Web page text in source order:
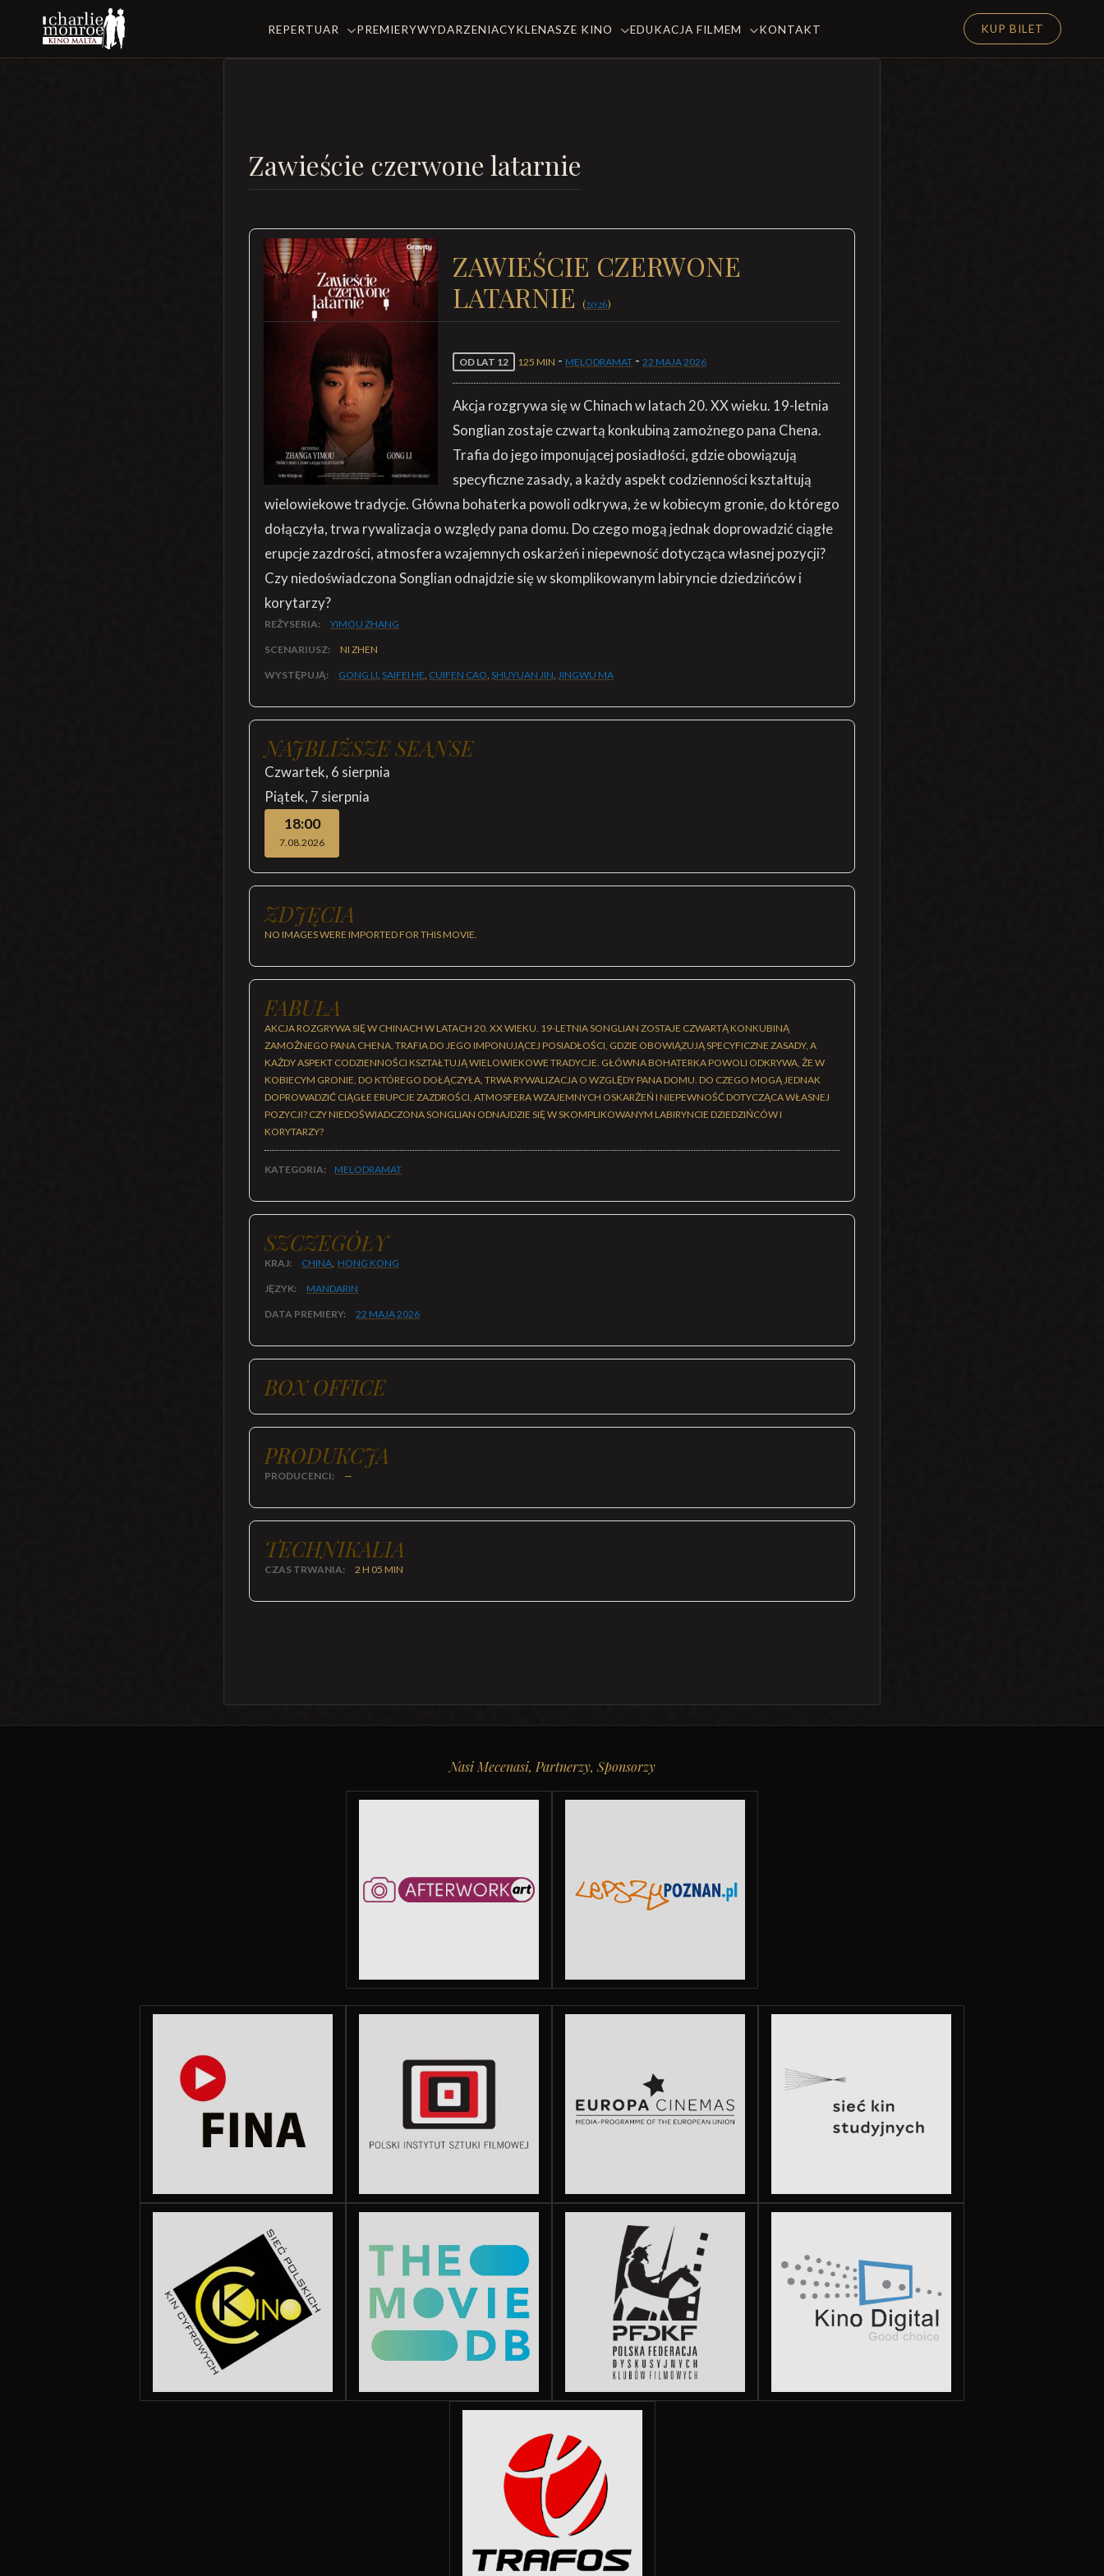
REPERTUAR PREMIERYWYDARZENIACYKLENASZE KINO EDUKACJA FILMEM KONTAKT KUP BILET
Zawieście czerwone latarnie
ZAWIEŚCIE CZERWONE
LATARNIE (2026)
OD LAT 12 125 MIN - MELODRAMAT - 22 MAJA2026
Akcja rozgrywa się w Chinach w latach 20. XX wieku. 19-letnia
Songlian zostaje czwartą konkubiną zamożnego pana Chena.
Trafia do jego imponującej posiadłości, gdzie obowiązują
specyficzne zasady, a każdy aspekt codzienności kształtują
wielowiekowe tradycje. Główna bohaterka powoli odkrywa, że w kobiecym gronie, do którego
dołączyła, trwa rywalizacja o względy pana domu. Do czego mogą jednak doprowadzić ciągłe
erupcje zazdrości, atmosfera wzajemnych oskarżeń i niepewność dotycząca własnej pozycji?
Czy niedoświadczona Songlian odnajdzie się w skomplikowanym labiryncie dziedzińców i
korytarzy?
REŻYSERIA: YIMOU ZHANG
SCENARIUSZ: NI ZHEN
WYSTĘPUJĄ: GONG LI, SAIFEI HE, CUIFEN CAO, SHUYUAN JIN, JINGWU MA
NAJBLIŻSZE SEANSE
Czwartek, 6 sierpnia
Piątek, 7 sierpnia
18:00
7.08.2026
ZDJĘCIA
NO IMAGES WERE IMPORTED FOR THIS MOVIE.
FABUŁA
AKCJA ROZGRYWA SIĘ W CHINACH W LATACH 20. XX WIEKU. 19-LETNIA SONGLIAN ZOSTAJE CZWARTĄ KONKUBINĄ
ZAMOŻNEGO PANA CHENA. TRAFIA DO JEGO IMPONUJĄCEJ POSIADŁOŚCI, GDZIE OBOWIĄZUJĄ SPECYFICZNE ZASADY, A
KAŻDY ASPEKT CODZIENNOŚCI KSZTAŁTUJĄ WIELOWIEKOWE TRADYCJE. GŁÓWNA BOHATERKA POWOLI ODKRYWA, ŻE W
KOBIECYM GRONIE, DO KTÓREGO DOŁĄCZYŁA, TRWA RYWALIZACJA O WZGLĘDY PANA DOMU. DO CZEGO MOGĄ JEDNAK
DOPROWADZIĆ CIĄGŁE ERUPCJE ZAZDROŚCI, ATMOSFERA WZAJEMNYCH OSKARŻEŃ I NIEPEWNOŚĆ DOTYCZĄCA WŁASNEJ
POZYCJI? CZY NIEDOŚWIADCZONA SONGLIAN ODNAJDZIE SIĘ W SKOMPLIKOWANYM LABIRYNCIE DZIEDZIŃCÓW I
KORYTARZY?
KATEGORIA: MELODRAMAT
SZCZEGÓŁY
KRAJ: CHINA, HONG KONG
JĘZYK: MANDARIN
DATA PREMIERY: 22 MAJA2026
BOX OFFICE
PRODUKCJA
PRODUCENCI: —
TECHNIKALIA
CZAS TRWANIA: 2 H 05 MIN
Nasi Mecenasi, Partnerzy, Sponsorzy